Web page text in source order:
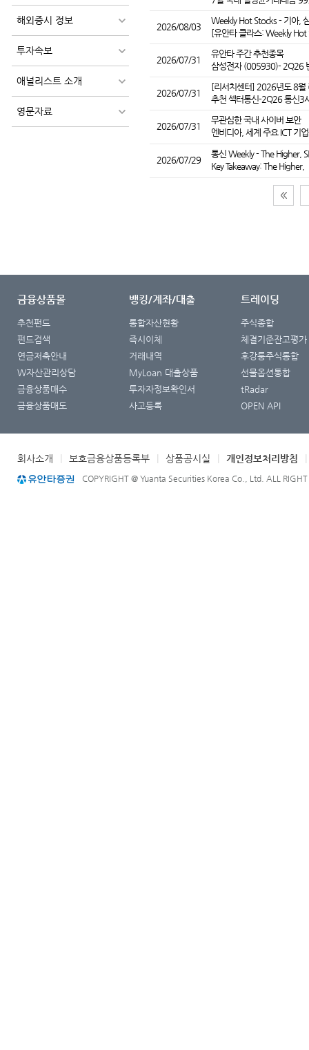
해외증시 정보
투자속보
애널리스트 소개
영문자료
2026/08/03
Weekly Hot Stocks - 기아,
[유안타 클라스: Weekly Hot
2026/07/31
유안타 주간 추천종목
삼성전자 (005930)- 2Q26
2026/07/31
[리서치센터] 2026년도 8월
추천 섹터통신-2Q26 통신3
2026/07/31
무관심한 국내 사이버 보안
엔비디아, 세계 주요 ICT 기
2026/07/29
통신 Weekly - The Higher,
Key Takeaway: The Higher,
금융상품몰
추천펀드
펀드검색
연금저축안내
W자산관리상담
금융상품매수
금융상품매도
뱅킹/계좌/대출
통합자산현황
즉시이체
거래내역
MyLoan 대출상품
투자자정보확인서
사고등록
트레이딩
주식종합
체결기준잔고평가
후강퉁주식통합
선물옵션통합
tRadar
OPEN API
회사소개 보호금융상품등록부 상품공시실 개인정보처리방침
COPYRIGHT @ Yuanta Securities Korea Co., Ltd. ALL RIGHT